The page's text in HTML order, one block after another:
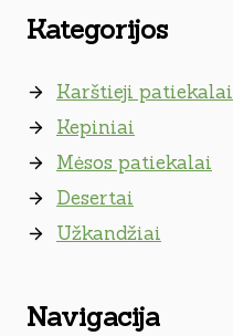
Kategorijos
Karštieji patiekalai
Kepiniai
Mėsos patiekalai
Desertai
Užkandžiai
Navigacija